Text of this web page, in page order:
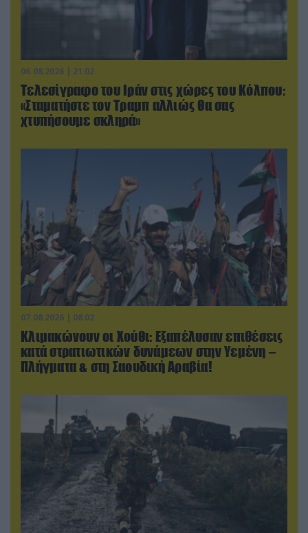
06.08.2026 | 21:02
Τελεσίγραφο του Ιράν στις χώρες του Κόλπου:
«Σταματήστε τον Τραμπ αλλιώς θα σας
χτυπήσουμε σκληρά»
07.08.2026 | 08:02
Κλιμακώνουν οι Χούθι: Eξαπέλυσαν επιθέσεις
κατά στρατιωτικών δυνάμεων στην Υεμένη –
Πλήγματα & στη Σαουδική Αραβία!